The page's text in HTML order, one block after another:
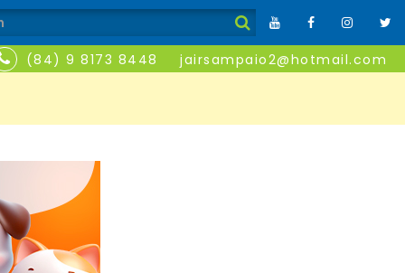
(84) 9 8173 8448 jairsampaio2@hotmail.com